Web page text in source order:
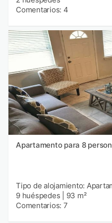
Comentarios: 4
Apartamento para 8
Tipo de alojamiento:
9 huéspedes
93 m²
Comentarios: 7